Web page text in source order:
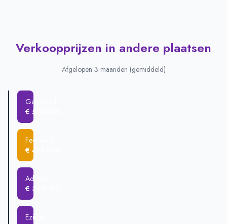
Verkoopprijzen in andere plaatsen
Afgelopen 3 maanden (gemiddeld)
Garnwerd
€ 550.000
Feerwerd
€ 471.839
Aduard
€ 392.185
Ezinge